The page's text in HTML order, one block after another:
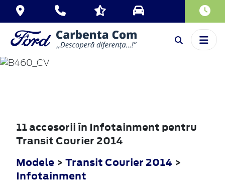
TRANSIT
COURIER
11 accesorii în Infotainment pentru
Transit Courier 2014
Modele > Transit Courier 2014 >
Infotainment